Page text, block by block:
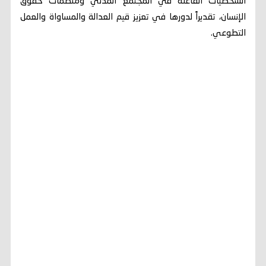
الإنسان، تقديراً لدورها في تعزيز قيم العدالة والمساواة والعمل
التطوعي.